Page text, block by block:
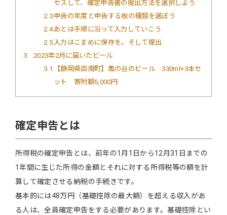
セスして、確定申告書の提出方法を選択しよう
2.3申告の年度と申告する税の種類を選ぼう
2.4あとは手順に沿って入力していこう
2.5入力はこまめに保存を。そして提出
3
2023年2月に届いたビール
3.1 【静岡県函南町】風の谷のビール 330ml×3本セ
ット 寄附額5,000円
確定申告とは
所得税の確定申告とは、前年の1月1日から12月31日までの
1年間に生じた所得の金額とそれに対する所得税等の額を計
算して確定させる納税の手続きです。
基本的には48万円（基礎控除の最大額）を超える収入があ
る人は、全員確定申告をする必要があります。基礎控除とい